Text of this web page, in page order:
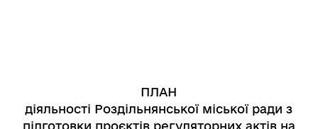
ПЛАН
діяльності Роздільнянської міської ради з
підготовки проєктів регуляторних актів на